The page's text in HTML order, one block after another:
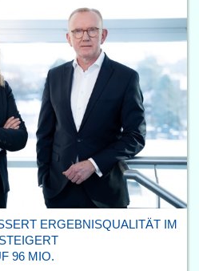
ERGEBNISQUALITÄT IM
96 MIO.